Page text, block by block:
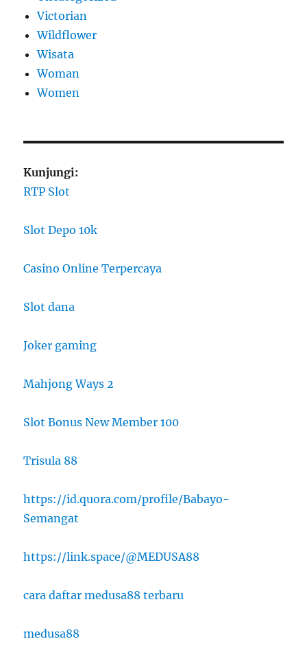
Victorian
Wildflower
Wisata
Woman
Women
Kunjungi:
RTP Slot
Slot Depo 10k
Casino Online Terpercaya
Slot dana
Joker gaming
Mahjong Ways 2
Slot Bonus New Member 100
Trisula 88
https://id.quora.com/profile/Babayo-
Semangat
https://link.space/@MEDUSA88
cara daftar medusa88 terbaru
medusa88